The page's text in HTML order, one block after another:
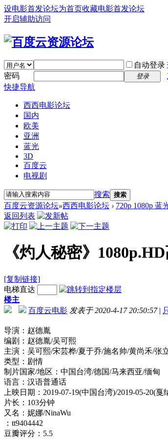
设电影首发论坛为首页收藏电影首发论坛
开启辅助访问
自动登录
密码
登录
快捷导航
西西电影论坛
国内
欧美
亚洲
蓝光
3D
百度云
电视剧
搜索 搜索
百度云资源论坛»西西电影论坛 › 720p 1080p 蓝
返回列表
《灼人秘密》
[复制链接]
电梯直达
楼主
百度云电影 发表于 2020-4-17 20:50:57 |
导演：赵德胤
编剧：赵德胤/吴可熙
主演：吴可熙/宋芸桦/夏于乔/施名帅/黄尚禾/张
类型：剧情
制片国家/地区：中国台湾/德国/马来西亚/缅甸
语言：汉语普通话
上映日期：2019-07-19(中国台湾)/2019-05-20(戛
片长：103分钟
又名：妮娜/NinaWu
：tt9404442
豆瓣评分：5.5